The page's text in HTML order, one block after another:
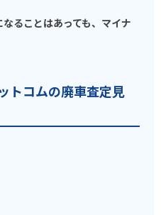
ることはあっても、マイナ
トコムの廃車査定見